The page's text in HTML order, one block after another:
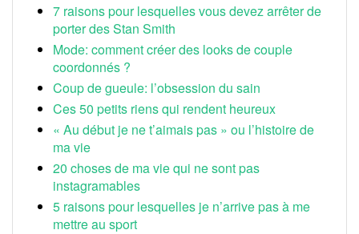
7 raisons pour lesquelles vous devez arrêter de
porter des Stan Smith
Mode: comment créer des looks de couple
coordonnés ?
Coup de gueule: l’obsession du sain
Ces 50 petits riens qui rendent heureux
« Au début je ne t’aimais pas » ou l’histoire de
ma vie
20 choses de ma vie qui ne sont pas
instagramables
5 raisons pour lesquelles je n’arrive pas à me
mettre au sport